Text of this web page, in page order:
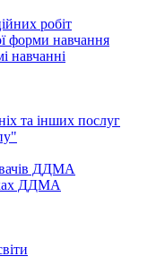
робіт
форми навчання
навчанні
та інших послуг
ДДМА
ДДМА